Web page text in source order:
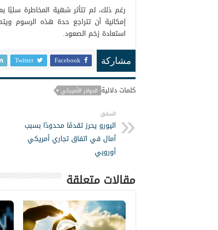
رغم ذلك، لم تتأثر شهية المخاطرة سلبًا
إمكانية أن تتراجع حدة هذه الرسوم
استعادة زخم الصعود.
مشاركة Facebook
Twitter
كلمات دلالية الدولار الأمريكي
السابق
اليورو يحرز تقدمًا محدودًا بسبب
آمال في اتفاق تجاري أمريكي
أوروبي
مقالات متعلقة